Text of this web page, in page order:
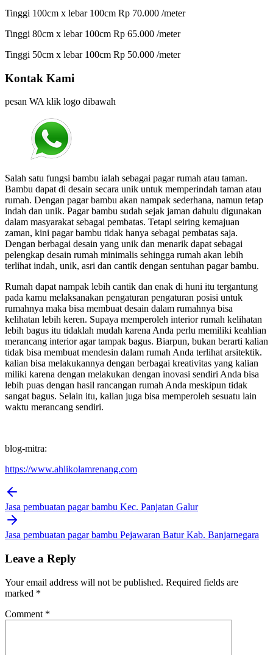
Tinggi 100cm x lebar 100cm Rp 70.000 /meter
Tinggi 80cm x lebar 100cm Rp 65.000 /meter
Tinggi 50cm x lebar 100cm Rp 50.000 /meter
Kontak Kami
pesan WA klik logo dibawah
Salah satu fungsi bambu ialah sebagai pagar rumah atau taman.
Bambu dapat di desain secara unik untuk memperindah taman atau
rumah. Dengan pagar bambu akan nampak sederhana, namun tetap
indah dan unik. Pagar bambu sudah sejak jaman dahulu digunakan
dalam masyarakat sebagai pembatas. Tetapi seiring kemajuan
zaman, kini pagar bambu tidak hanya sebagai pembatas saja.
Dengan berbagai desain yang unik dan menarik dapat sebagai
pelengkap desain rumah minimalis sehingga rumah akan lebih
terlihat indah, unik, asri dan cantik dengan sentuhan pagar bambu.
Rumah dapat nampak lebih cantik dan enak di huni itu tergantung
pada kamu melaksanakan pengaturan pengaturan posisi untuk
rumahnya maka bisa membuat desain dalam rumahnya bisa
kelihatan lebih keren. Supaya memperoleh interior rumah kelihatan
lebih bagus itu tidaklah mudah karena Anda perlu memiliki keahlian
merancang interior agar tampak bagus. Biarpun, bukan berarti kalian
tidak bisa membuat mendesin dalam rumah Anda terlihat arsitektik.
kalian bisa melakukannya dengan berbagai kreativitas yang kalian
miliki karena dengan melakukan dengan inovasi sendiri Anda bisa
lebih puas dengan hasil rancangan rumah Anda meskipun tidak
sangat bagus. Selain itu, kalian juga bisa memperoleh sesuatu lain
waktu merancang sendiri.
blog-mitra:
https://www.ahlikolamrenang.com
Post
navigation
Jasa pembuatan pagar bambu Kec. Panjatan Galur
Jasa pembuatan pagar bambu Pejawaran Batur Kab. Banjarnegara
Leave a Reply
Your email address will not be published. Required fields are
marked *
Comment *